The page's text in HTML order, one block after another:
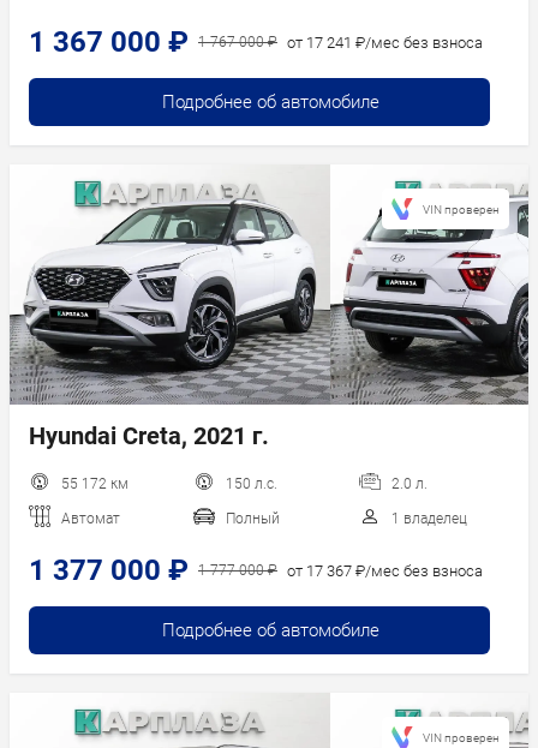
1 367 000 ₽ 1 767 000 ₽ от 17 241 ₽/мес без взноса
Подробнее об автомобиле
Hyundai Creta, 2021 г.
55 172 км 150 л.с. 2.0 л.
Автомат Полный 1 владелец
1 377 000 ₽ 1 777 000 ₽ от 17 367 ₽/мес без взноса
Подробнее об автомобиле
VIN проверен
VIN проверен